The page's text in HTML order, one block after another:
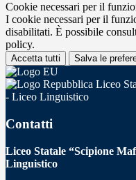
Cookie necessari per il
I cookie necessari per il
disabilitati. È possibile
policy.
Accetta tutti Salva le
Liceo
- Liceo Linguistico
Contatti
Liceo Statale “Scipione
Linguistico